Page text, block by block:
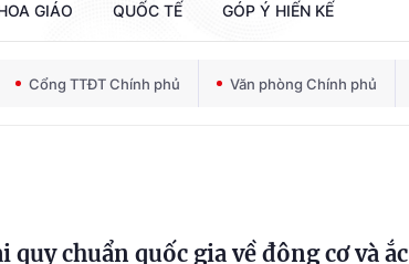
GIÁO QUỐC TẾ GÓP Ý HIẾN KẾ
Cổng TTĐT Chính phủ Văn phòng Chính phủ
quy chuẩn quốc gia về động cơ và ắc